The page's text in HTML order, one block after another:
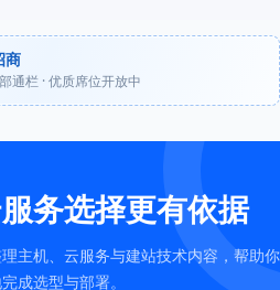
商
通栏 · 优质席位开放中
务选择更有依据
主机、云服务与建站技术内容，帮助你
成选型与部署。